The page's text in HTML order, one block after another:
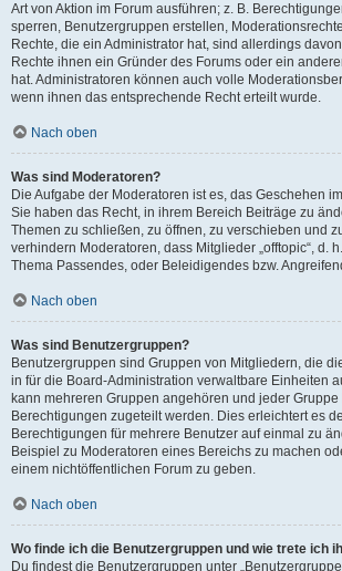
Art von Aktion im Forum ausführen; z. B.
sperren, Benutzergruppen erstellen,
Rechte, die ein Administrator hat, sind allerdings
Rechte ihnen ein Gründer des Forums oder ein
hat. Administratoren können auch volle
wenn ihnen das entsprechende Recht erteilt wurde.
Nach oben
Was sind Moderatoren?
Die Aufgabe der Moderatoren ist es, das Geschehen
Sie haben das Recht, in ihrem Bereich Beiträge zu
Themen zu schließen, zu öffnen, zu verschieben und
verhindern Moderatoren, dass Mitglieder „offtopic“, d.
Thema Passendes, oder Beleidigendes bzw.
Nach oben
Was sind Benutzergruppen?
Benutzergruppen sind Gruppen von Mitgliedern, die
in für die Board-Administration verwaltbare Einheiten
kann mehreren Gruppen angehören und jeder Gruppe
Berechtigungen zugeteilt werden. Dies erleichtert es
Berechtigungen für mehrere Benutzer auf einmal zu
Beispiel zu Moderatoren eines Bereichs zu machen
einem nichtöffentlichen Forum zu geben.
Nach oben
Wo finde ich die Benutzergruppen und wie trete ich
Du findest die Benutzergruppen unter